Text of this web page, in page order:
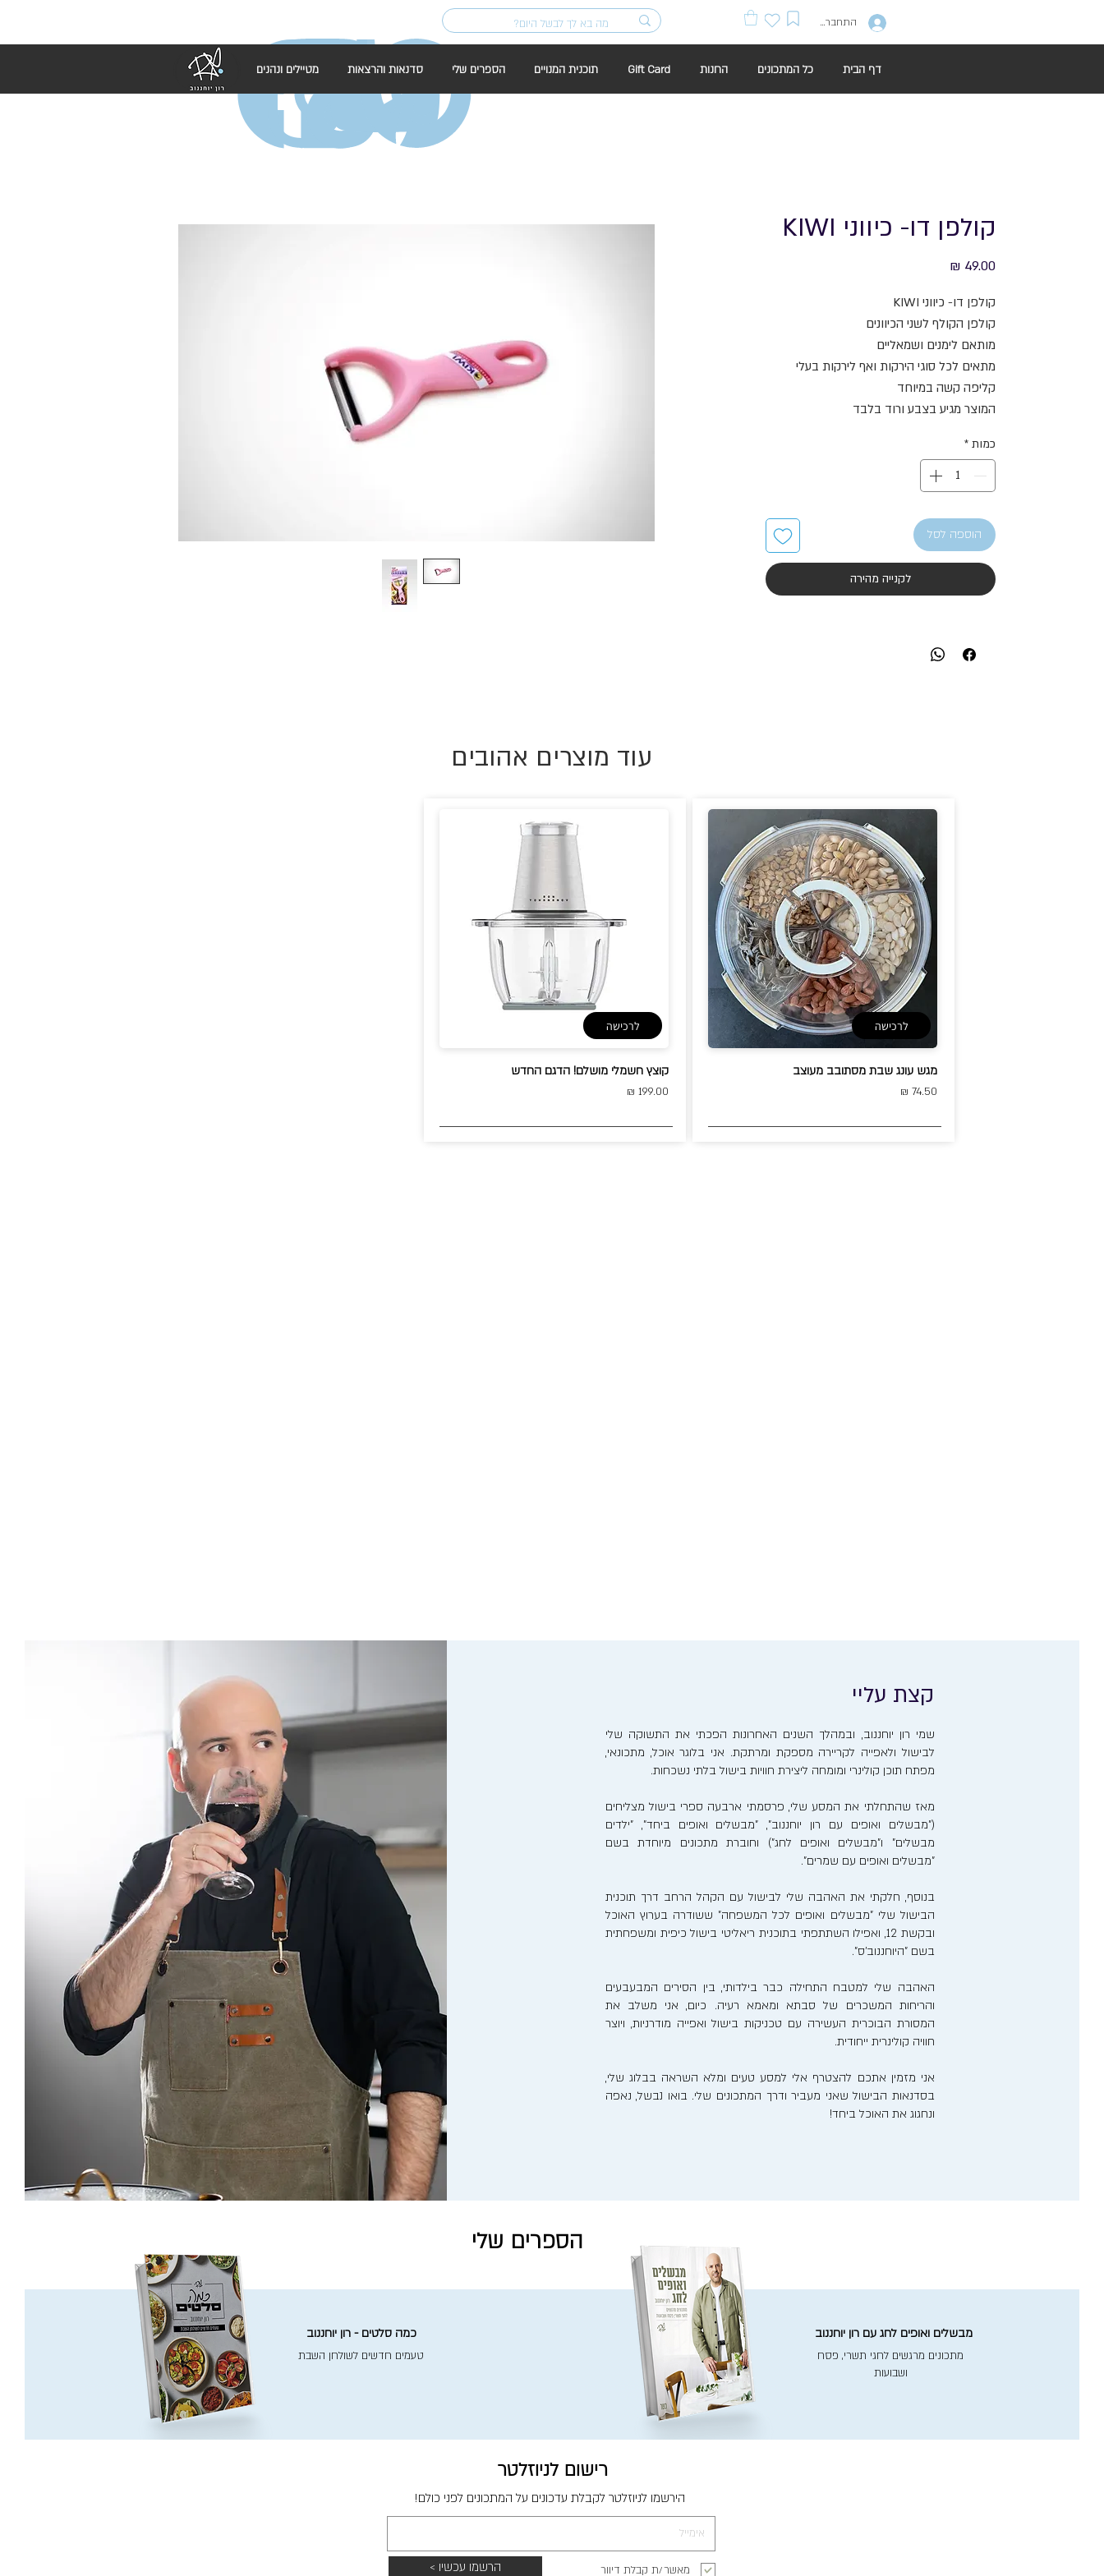
התחברות
דף הבית כל המתכונים החנות Gift Card תוכנית המנויים הספרים שלי סדנאות והרצאות מטיילים ונהנים
קולפן דו- כיווני KIWI
קולפן דו- כיווני KIWI
קולפן הקולף לשני הכיוונים
מותאם לימנים ושמאליים
מתאים לכל סוגי הירקות ואף לירקות בעלי
קליפה קשה במיוחד
המוצר מגיע בצבע ורוד בלבד
כמות *
הוספה לסל
לקנייה מהירה
עוד מוצרים אהובים
לרכישה
מגש עונג שבת מסתובב מעוצב
74.50 ₪
לרכישה
קוצץ חשמלי מושלם! הדגם החדש
199.00 ₪
קצת עליי
שמי רון יוחננוב, ובמהלך השנים האחרונות הפכתי את התשוקה שלי
לבישול ולאפייה לקריירה מספקת ומרתקת. אני בלוגר אוכל, מתכונאי,
מפתח תוכן קולינרי ומומחה ליצירת חוויות בישול בלתי נשכחות.
מאז שהתחלתי את המסע שלי, פרסמתי ארבעה ספרי בישול מצליחים
("מבשלים ואופים עם רון יוחננוב", "מבשלים ואופים ביחד", "ילדים
מבשלים" ו"מבשלים ואופים לחג") וחוברת מתכונים מיוחדת בשם
"מבשלים ואופים עם שמרים".
בנוסף, חלקתי את האהבה שלי לבישול עם הקהל הרחב דרך תוכנית
הבישול שלי "מבשלים ואופים לכל המשפחה" ששודרה בערוץ האוכל
ובקשת 12, ואפילו השתתפתי בתוכנית ריאליטי בישול כיפית ומשפחתית
בשם "היוחננוב'ס".
האהבה שלי למטבח התחילה כבר בילדותי, בין הסירים המבעבעים
והריחות המשכרים של סבתא ומאמא רעיה. כיום, אני משלב את
המסורת הבוכרית העשירה עם טכניקות בישול ואפייה מודרניות, ויוצר
חוויה קולינרית ייחודית.
אני מזמין אתכם להצטרף אלי למסע טעים ומלא השראה בבלוג שלי,
בסדנאות הבישול שאני מעביר ודרך המתכונים שלי. בואו נבשל, נאפה
ונחגוג את האוכל ביחד!
הספרים שלי
כמה סלטים - רון יוחננוב
טעמים חדשים לשולחן השבת
מבשלים ואופים לחג עם רון יוחננוב
מתכונים מרגשים לחגי תשרי, פסח
ושבועות
רישום לניוזלטר
הרשמו עכשיו > מאשר/ת קבלת דיוור
הירשמו לניוזלטר לקבלת עדכונים על המתכונים לפני כולם!